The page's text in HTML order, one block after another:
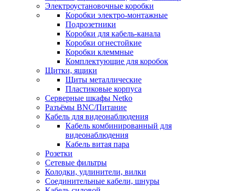
Электроустановочные коробки
Коробки электро-монтажные
Подрозетники
Коробки для кабель-канала
Коробки огнестойкие
Коробки клеммные
Комплектующие для коробок
Щитки, ящики
Щиты металлические
Пластиковые корпуса
Серверные шкафы Netko
Разъёмы BNC/Питание
Кабель для видеонаблюдения
Кабель комбинированный для
видеонаблюдения
Кабель витая пара
Розетки
Сетевые фильтры
Колодки, удлинители, вилки
Соединительные кабели, шнуры